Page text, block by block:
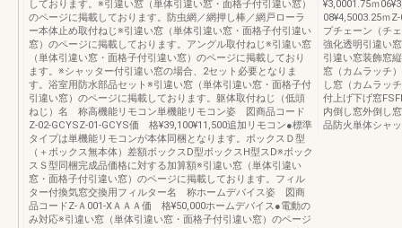
しております。※引違い窓（単体引違い窓・面格子付引違い窓）
のページに掲載しております。防虫網／網押し棒／網戸ローラ
ー本体止め取付ねじ※引違い窓（単体引違い窓・面格子付引違い
窓）のページに掲載しております。アングル取付ねじ※引違い窓
（単体引違い窓・面格子付引違い窓）のページに掲載しており
ます。※シャッター付引違い窓の場合、2セット必要となりま
す。浴室用防水部品セット※引違い窓（単体引違い窓・面格子付
引違い窓）のページに掲載しております。躯体取付ねじ（低頭
ねじ）名 称高機能リモコン単機能リモコン姿 図商品コード
Z-02-GCYSZ-01-GCYS価 格¥39,100¥11,500追加リモコン●標準
タイプは単機能リモコンが本体同梱となります。ボックスＤ型
（＋ボックス無本体）差額ボックスD型ボックスH型スD※ボック
スＳ型同梱完成品価格に対する加算額※引違い窓（単体引違い
窓・面格子付引違い窓）のページに掲載しております。フィル
ター付換気窓交換用フィルター名 称ホームデバイス姿 図商
品コードZ-Ａ001-XＡＡＡ価 格¥50,000ホームデバイス●電動の
み対応※引違い窓（単体引違い窓・面格子付引違い窓）のページ
¥3,0001.75ｍ
08¥4,5003.25ｍ
プチェーン（チ
強化透明引違い
引違い窓装飾窓
窓（カムラッチ
し窓（カムラッ
付上げ下げ窓
内倒し窓外倒し
品防火単体シャ